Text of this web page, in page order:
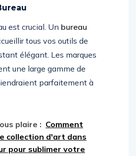
est crucial. Un bureau
tous vos outils de
élégant. Les marques
une large gamme de
parfaitement à
plaire : Comment
collection d'art dans
pour sublimer votre